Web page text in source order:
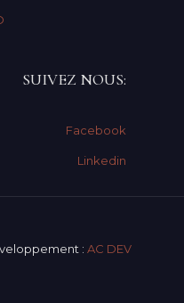
SUIVEZ NOUS:
Facebook
Linkedin
: AC DEV